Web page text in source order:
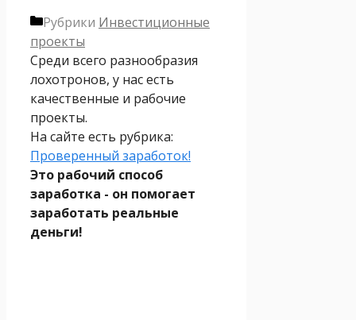
Рубрики Инвестиционные
проекты
Среди всего разнообразия
лохотронов, у нас есть
качественные и рабочие
проекты.
На сайте есть рубрика:
Проверенный заработок!
Это рабочий способ
заработка - он помогает
заработать реальные
деньги!